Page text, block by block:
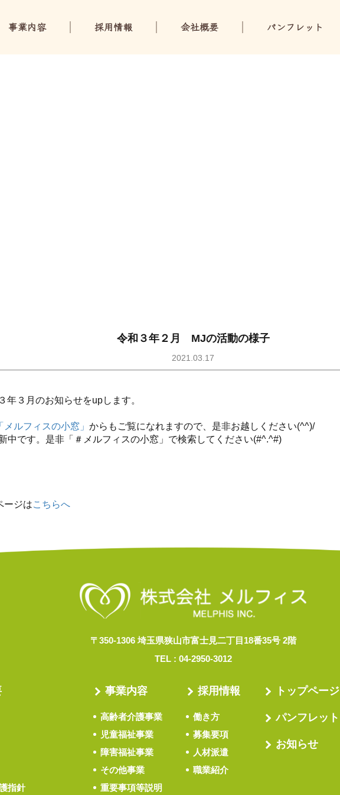
事業内容 採用情報 会社概要 パンフレット
令和３年２月 MJの活動の様子
2021.03.17
３月のお知らせをupします。
「メルフィスの小窓」 からもご覧になれますので、是非お越しください(^^)/
です。是非「＃メルフィスの小窓」で検索してください(#^.^#)
ージはこちらへ
〒350-1306 埼玉県狭山市富士見二丁目18番35号 2階
TEL : 04-2950-3012
指針
事業内容
高齢者介護事業
児童福祉事業
障害福祉事業
その他事業
重要事項等説明
採用情報
働き方
募集要項
人材派遣
職業紹介
トップページ
パンフレット
お知らせ